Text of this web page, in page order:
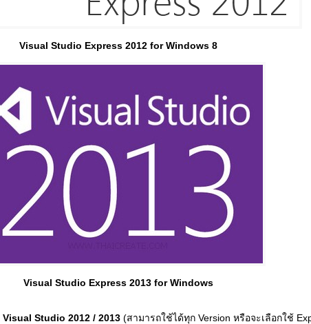
Visual Studio Express 2012 for Windows 8
Visual Studio Express 2013 for Windows
Visual Studio 2012 / 2013 (สามารถใช้ได้ทุก Version หรือจะเลือกใช้